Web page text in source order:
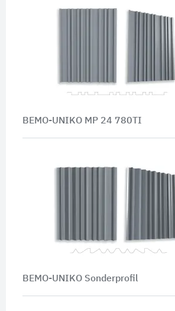
BEMO-UNIKO MP 24 780TI
BEMO-UNIKO Sonderprofil